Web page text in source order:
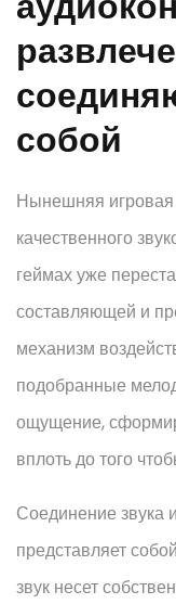
собой
Нынешняя игровая
качественного
геймах уже
составляющей и
механизм
подобранные
ощущение,
вплоть до того
Соединение звука
представляет
звук несет